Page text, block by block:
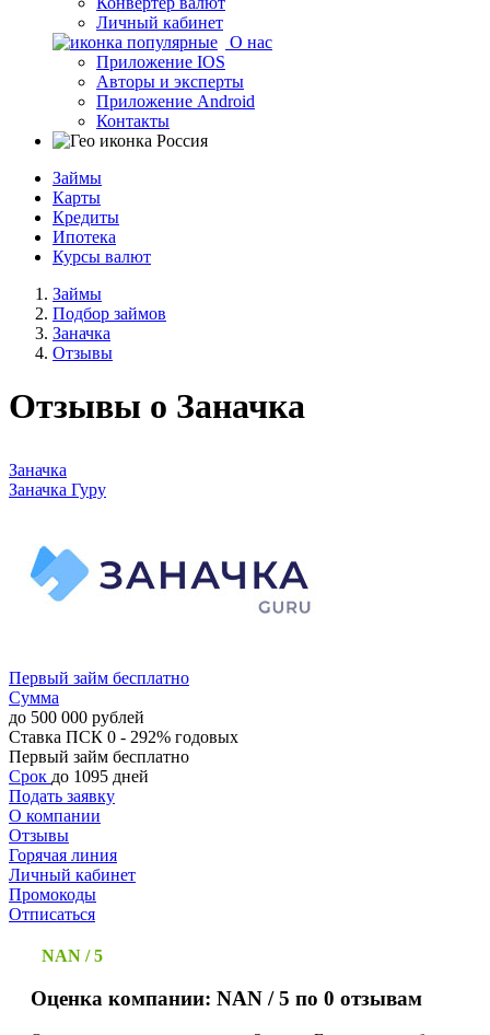
Личный кабинет
О нас
Приложение IOS
Авторы и эксперты
Приложение Android
Контакты
Россия
Займы
Карты
Кредиты
Ипотека
Курсы валют
Займы
Подбор займов
Заначка
Отзывы
Отзывы о Заначка
Заначка
Заначка Гуру
Первый займ бесплатно
Сумма
до 500 000 рублей
Ставка ПСК 0 - 292% годовых
Первый займ бесплатно
Срок до 1095 дней
Подать заявку
О компании
Отзывы
Горячая линия
Личный кабинет
Промокоды
Отписаться
NAN / 5
Оценка компании: NAN / 5 по 0 отзывам